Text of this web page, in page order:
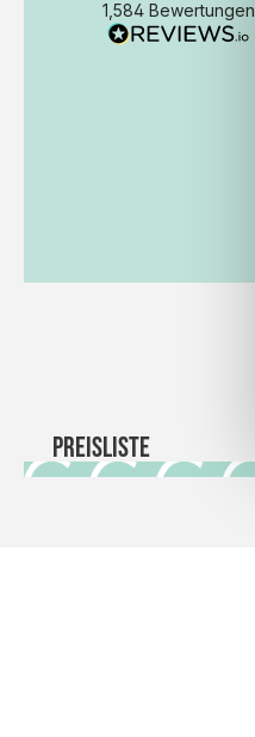
1,584 Bewertungen
Preisliste